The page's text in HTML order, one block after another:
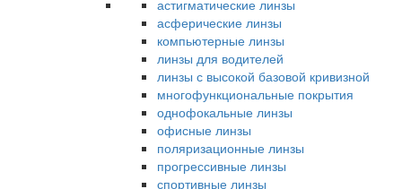
астигматические линзы
асферические линзы
компьютерные линзы
линзы для водителей
линзы с высокой базовой кривизной
многофункциональные покрытия
однофокальные линзы
офисные линзы
поляризационные линзы
прогрессивные линзы
спортивные линзы